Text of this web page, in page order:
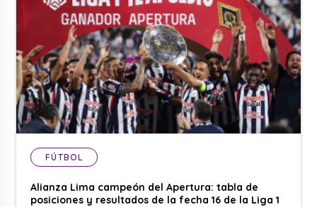
FÚTBOL
Alianza Lima campeón del Apertura: tabla de
posiciones y resultados de la fecha 16 de la Liga 1